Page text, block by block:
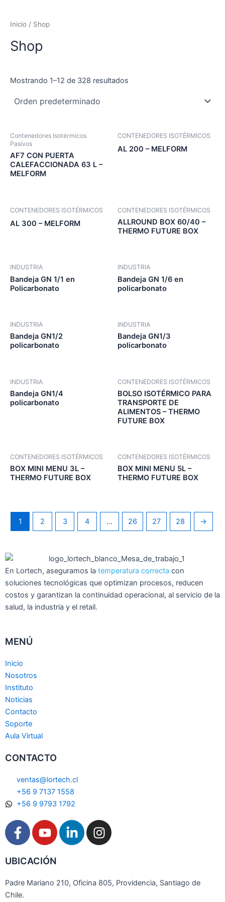
Inicio / Shop
Shop
Mostrando 1–12 de 328 resultados
Contenedores Isotérmicos
Pasivos
AF7 CON PUERTA
CALEFACCIONADA 63 L –
MELFORM
CONTENEDORES ISOTÉRMICOS
AL 200 – MELFORM
CONTENEDORES ISOTÉRMICOS
AL 300 – MELFORM
CONTENEDORES ISOTÉRMICOS
ALLROUND BOX 60/40 –
THERMO FUTURE BOX
INDUSTRIA
Bandeja GN 1/1 en
Policarbonato
INDUSTRIA
Bandeja GN 1/6 en
policarbonato
INDUSTRIA
Bandeja GN1/2
policarbonato
INDUSTRIA
Bandeja GN1/3
policarbonato
INDUSTRIA
Bandeja GN1/4
policarbonato
CONTENEDORES ISOTÉRMICOS
BOLSO ISOTÉRMICO PARA
TRANSPORTE DE
ALIMENTOS – THERMO
FUTURE BOX
CONTENEDORES ISOTÉRMICOS
BOX MINI MENU 3L –
THERMO FUTURE BOX
CONTENEDORES ISOTÉRMICOS
BOX MINI MENU 5L –
THERMO FUTURE BOX
1 2 3 4 … 26 27 28 →
En Lortech, aseguramos la temperatura correcta con
soluciones tecnológicas que optimizan procesos, reducen
costos y garantizan la continuidad operacional, al servicio de la
salud, la industria y el retail.
MENÚ
Inicio
Nosotros
Instituto
Noticias
Contacto
Soporte
Aula Virtual
CONTACTO
ventas@lortech.cl
+56 9 7137 1558
+56 9 9793 1792
F
a
e
b
o
Y
o
t
b
L
i
e
d
I
n
a
g
UBICACIÓN
Padre Mariano 210, Oficina 805, Providencia, Santiago de
Chile.